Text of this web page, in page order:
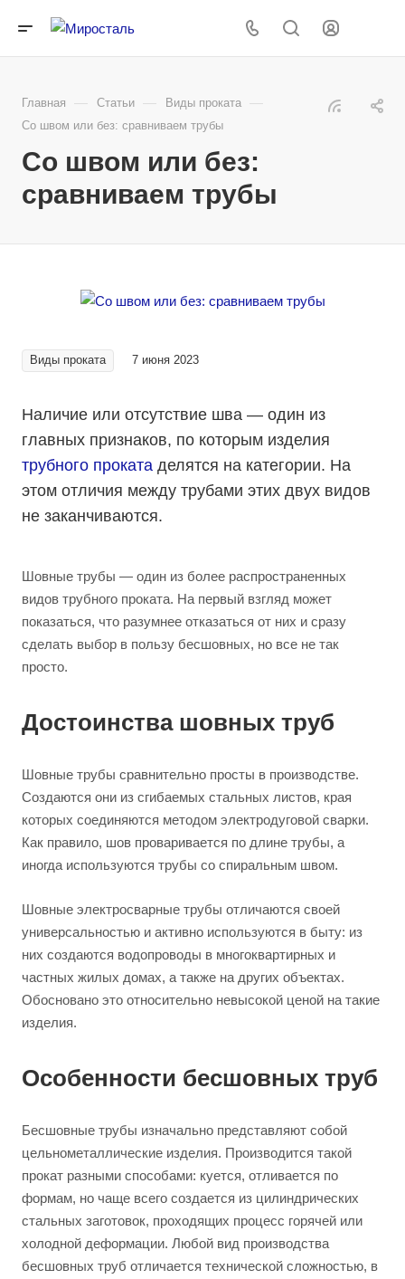
Главная — Статьи — Виды проката —
Со швом или без: сравниваем трубы
Со швом или без:
сравниваем трубы
Виды проката 7 июня 2023
Наличие или отсутствие шва — один из
главных признаков, по которым изделия
трубного проката делятся на категории. На
этом отличия между трубами этих двух видов
не заканчиваются.
Шовные трубы — один из более распространенных
видов трубного проката. На первый взгляд может
показаться, что разумнее отказаться от них и сразу
сделать выбор в пользу бесшовных, но все не так
просто.
Достоинства шовных труб
Шовные трубы сравнительно просты в производстве.
Создаются они из сгибаемых стальных листов, края
которых соединяются методом электродуговой сварки.
Как правило, шов проваривается по длине трубы, а
иногда используются трубы со спиральным швом.
Шовные электросварные трубы отличаются своей
универсальностью и активно используются в быту: из
них создаются водопроводы в многоквартирных и
частных жилых домах, а также на других объектах.
Обосновано это относительно невысокой ценой на такие
изделия.
Особенности бесшовных труб
Бесшовные трубы изначально представляют собой
цельнометаллические изделия. Производится такой
прокат разными способами: куется, отливается по
формам, но чаще всего создается из цилиндрических
стальных заготовок, проходящих процесс горячей или
холодной деформации. Любой вид производства
бесшовных труб отличается технической сложностью, в